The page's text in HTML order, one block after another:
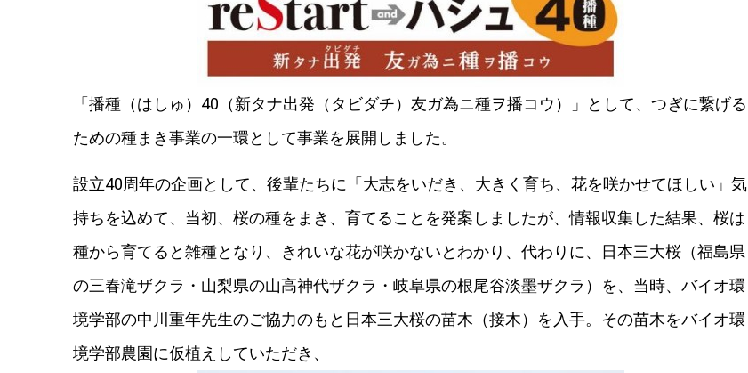
「播種（はしゅ）40（新タナ出発（タビダチ）友ガ為ニ種ヲ播コウ）」として、つぎに繋げる
ための種まき事業の一環として事業を展開しました。
設立40周年の企画として、後輩たちに「大志をいだき、大きく育ち、花を咲かせてほしい」気
持ちを込めて、当初、桜の種をまき、育てることを発案しましたが、情報収集した結果、桜は
種から育てると雑種となり、きれいな花が咲かないとわかり、代わりに、日本三大桜（福島県
の三春滝ザクラ・山梨県の山高神代ザクラ・岐阜県の根尾谷淡墨ザクラ）を、当時、バイオ環
境学部の中川重年先生のご協力のもと日本三大桜の苗木（接木）を入手。その苗木をバイオ環
境学部農園に仮植えしていただき、